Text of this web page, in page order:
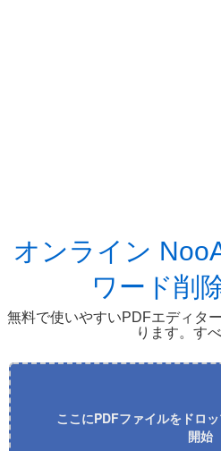
オンライン
ワード削
無料で使いやすいPDFエディタ
ります。す
ここにPDFファイルをドロ
開始